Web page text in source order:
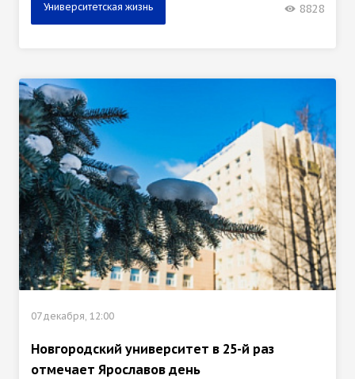
Университетская жизнь 8828
07 декабря, 12:00
Новгородский университет в 25-й раз
отмечает Ярославов день